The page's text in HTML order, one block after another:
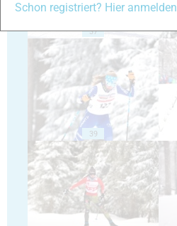
37
39
Schon registriert? Hier anmelden